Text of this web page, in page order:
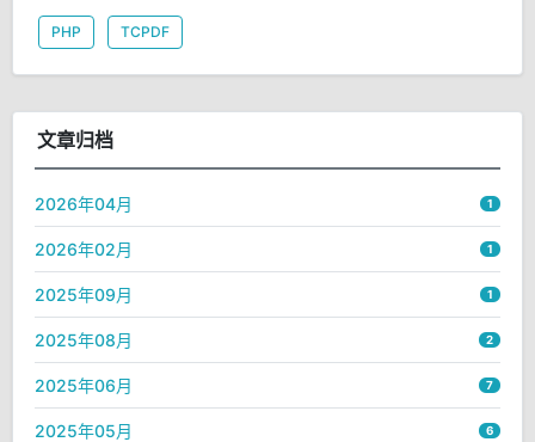
PHP TCPDF
文章归档
2026年04月 1
2026年02月 1
2025年09月 1
2025年08月 2
2025年06月 7
2025年05月 6